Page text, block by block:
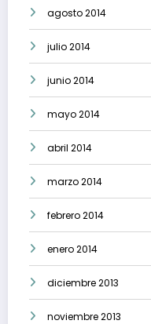
agosto 2014
julio 2014
junio 2014
mayo 2014
abril 2014
marzo 2014
febrero 2014
enero 2014
diciembre 2013
noviembre 2013